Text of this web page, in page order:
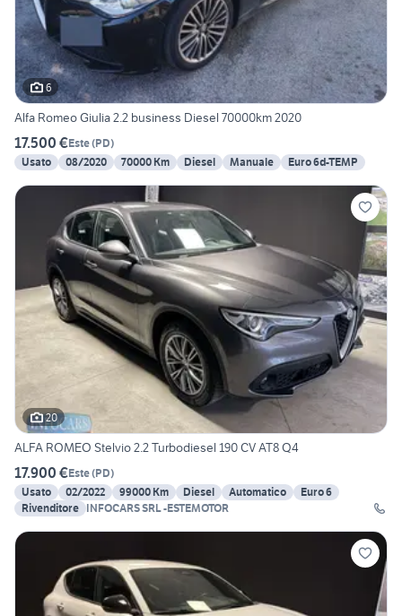
6
Alfa Romeo Giulia 2.2 business Diesel 70000km 2020
17.500 €Este(PD)
Usato
08/2020 70000 Km Diesel Manuale Euro 6d-TEMP
20
ALFA ROMEO Stelvio 2.2 Turbodiesel 190 CV AT8 Q4
17.900 €Este(PD)
Usato
02/2022 99000 Km Diesel Automatico
Euro 6
Rivenditore INFOCARS SRL -ESTEMOTOR